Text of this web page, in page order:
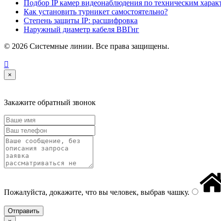
Подбор IP камер видеонаблюдения по техническим
Как установить турникет самостоятельно?
Степень защиты IP: расшифровка
Наружный диаметр кабеля ВВГнг
© 2026 Системные линии. Все права защищены.

×
Закажите обратный звонок
Пожалуйста, докажите, что вы человек, выбрав чашку.